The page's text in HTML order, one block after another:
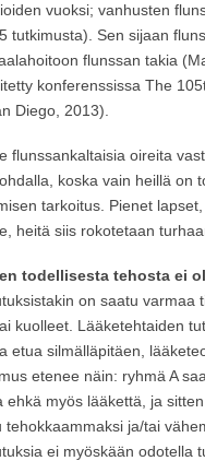
vuoksi; vanhusten
tutkimusta). Sen sijaan
flunssan takia
konferenssissa The
Diego, 2013).
flunssankaltaisia oireita
koska vain heillä on
tarkoitus. Pienet
heitä siis rokotetaan
todellisesta tehosta ei
on saatu
kuolleet. Lääketehtaiden
etua silmälläpitäen,
etenee näin: ryhmä A
ehkä myös lääkettä, ja
tehokkaammaksi ja/tai
ei myöskään odotella